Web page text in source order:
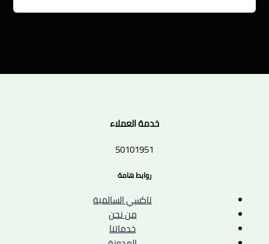
خدمة العملاء
50101951
روابط هامة
تاكسي السالمية
من نحن
خدماتنا